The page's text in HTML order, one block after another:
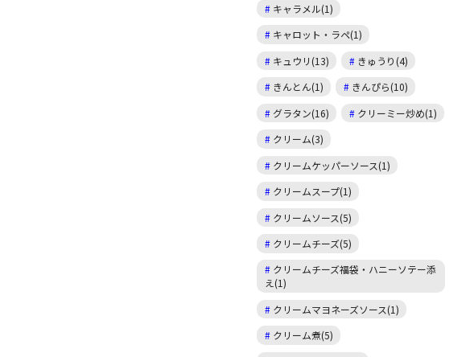
キャラメル(1)
キャロット・ラペ(1)
キュウリ(13)
きゅうり(4)
きんとん(1)
きんぴら(10)
グラタン(16)
クリーミー炒め(1)
クリーム(3)
クリームケッパーソース(1)
クリームスープ(1)
クリームソース(5)
クリームチーズ(5)
クリームチーズ福袋・ハニーソテー添
え(1)
クリームマヨネーズソース(1)
クリーム煮(5)